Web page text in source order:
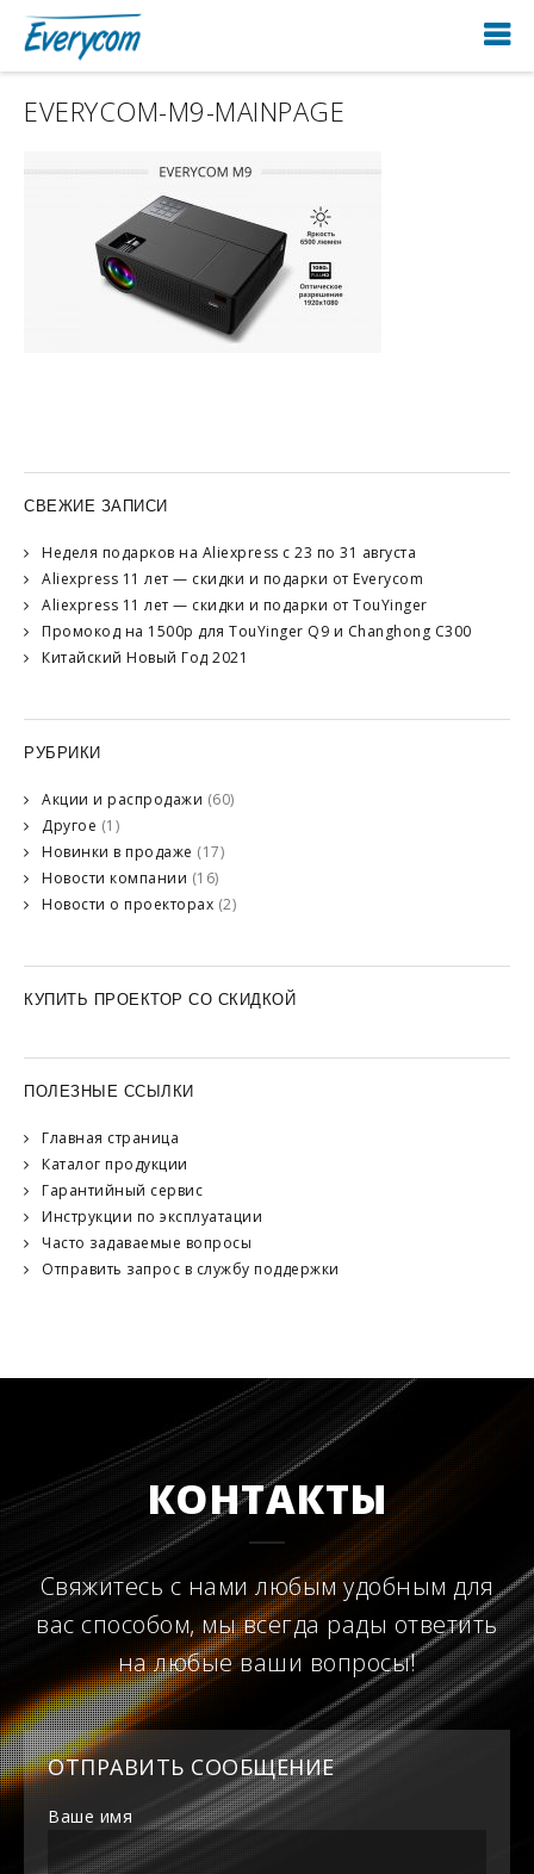
EVERYCOM-M9-MAINPAGE
СВЕЖИЕ ЗАПИСИ
Неделя подарков на Aliexpress с 23 по 31 августа
Aliexpress 11 лет — скидки и подарки от Everycom
Aliexpress 11 лет — скидки и подарки от TouYinger
Промокод на 1500р для TouYinger Q9 и Changhong C300
Китайский Новый Год 2021
РУБРИКИ
Акции и распродажи (60)
Другое (1)
Новинки в продаже (17)
Новости компании (16)
Новости о проекторах (2)
КУПИТЬ ПРОЕКТОР СО СКИДКОЙ
ПОЛЕЗНЫЕ ССЫЛКИ
Главная страница
Каталог продукции
Гарантийный сервис
Инструкции по эксплуатации
Часто задаваемые вопросы
Отправить запрос в службу поддержки
КОНТАКТЫ
Свяжитесь с нами любым удобным для
вас способом, мы всегда рады ответить
на любые ваши вопросы!
ОТПРАВИТЬ СООБЩЕНИЕ
Ваше имя